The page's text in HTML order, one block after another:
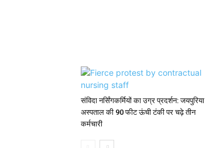
संविदा नर्सिंगकर्मियों का उग्र प्रदर्शन: जयपुरिया
अस्पताल की 90 फीट ऊंची टंकी पर चढ़े तीन
कर्मचारी